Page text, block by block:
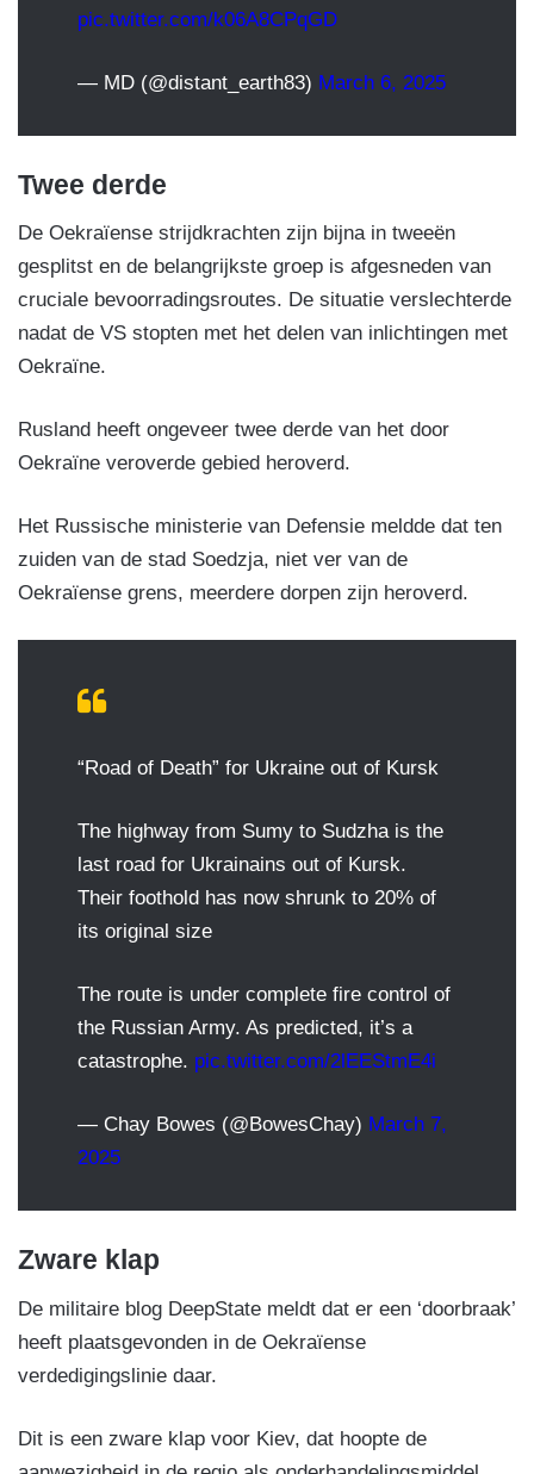
pic.twitter.com/k06A8CPqGD
— MD (@distant_earth83) March 6, 2025
Twee derde
De Oekraïense strijdkrachten zijn bijna in tweeën
gesplitst en de belangrijkste groep is afgesneden van
cruciale bevoorradingsroutes. De situatie verslechterde
nadat de VS stopten met het delen van inlichtingen met
Oekraïne.
Rusland heeft ongeveer twee derde van het door
Oekraïne veroverde gebied heroverd.
Het Russische ministerie van Defensie meldde dat ten
zuiden van de stad Soedzja, niet ver van de
Oekraïense grens, meerdere dorpen zijn heroverd.
“Road of Death” for Ukraine out of Kursk
The highway from Sumy to Sudzha is the
last road for Ukrainains out of Kursk.
Their foothold has now shrunk to 20% of
its original size
The route is under complete fire control of
the Russian Army. As predicted, it’s a
catastrophe. pic.twitter.com/2lEEStmE4i
— Chay Bowes (@BowesChay) March 7,
2025
Zware klap
De militaire blog DeepState meldt dat er een ‘doorbraak’
heeft plaatsgevonden in de Oekraïense
verdedigingslinie daar.
Dit is een zware klap voor Kiev, dat hoopte de